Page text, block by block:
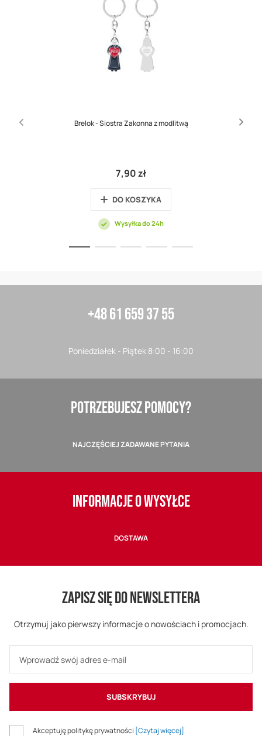
Brelok - Siostra Zakonna z modlitwą
7,90 zł
DO KOSZYKA
Wysyłka do 24h
+48 61 659 37 55
Poniedziałek - Piątek 8:00 - 16:00
POTRZEBUJESZ POMOCY?
NAJCZĘŚCIEJ ZADAWANE PYTANIA
INFORMACJE O WYSYŁCE
DOSTAWA
ZAPISZ SIĘ DO NEWSLETTERA
Otrzymuj jako pierwszy informacje o nowościach i promocjach.
SUBSKRYBUJ
Akceptuję politykę prywatności [Czytaj więcej]